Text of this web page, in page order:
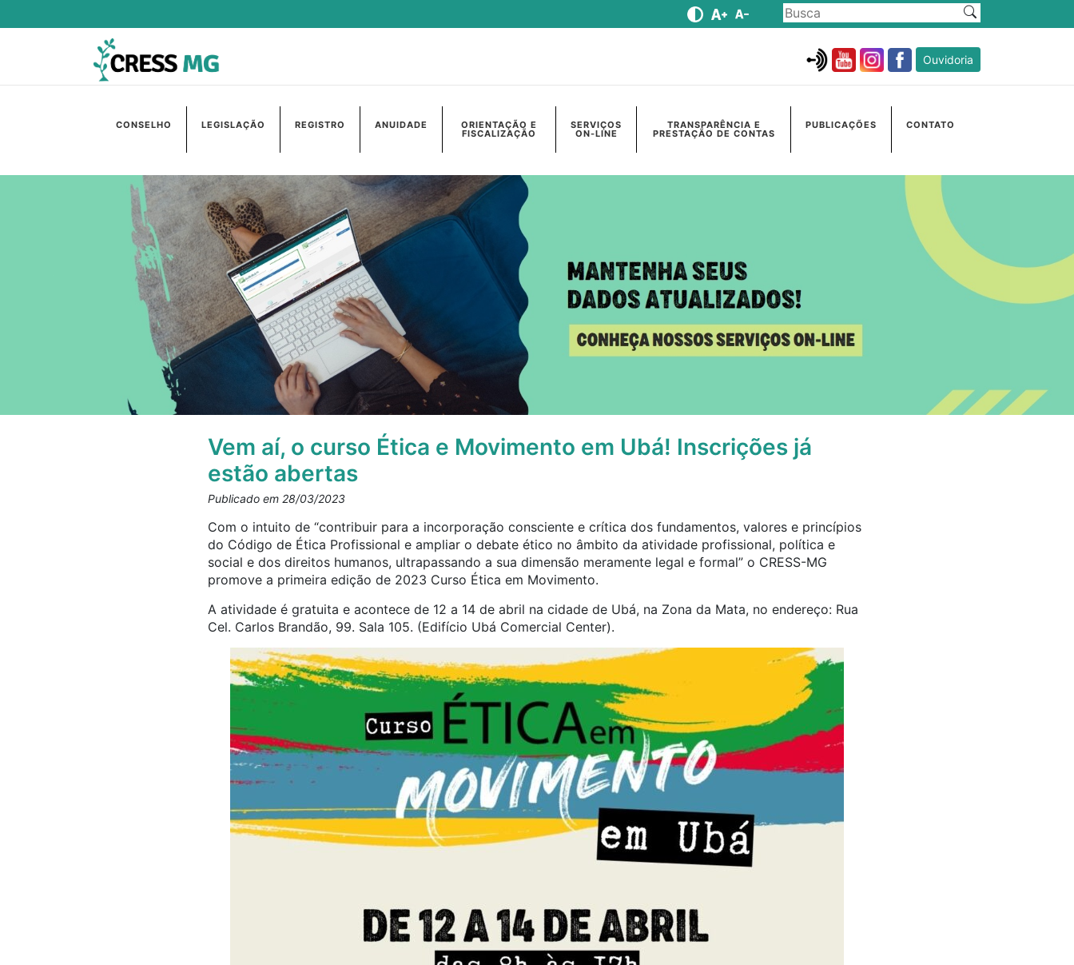
Ouvidoria
CONSELHO LEGISLAÇÃO REGISTRO ANUIDADE ORIENTAÇÃO E
FISCALIZAÇÃO
SERVIÇOS
ON-LINE
TRANSPARÊNCIA E
PRESTAÇÃO DE CONTAS
PUBLICAÇÕES CONTATO
Vem aí, o curso Ética e Movimento em Ubá! Inscrições já
estão abertas
Publicado em 28/03/2023
Com o intuito de “contribuir para a incorporação consciente e crítica dos fundamentos, valores e princípios
do Código de Ética Profissional e ampliar o debate ético no âmbito da atividade profissional, política e
social e dos direitos humanos, ultrapassando a sua dimensão meramente legal e formal” o CRESS-MG
promove a primeira edição de 2023 Curso Ética em Movimento.
A atividade é gratuita e acontece de 12 a 14 de abril na cidade de Ubá, na Zona da Mata, no endereço: Rua
Cel. Carlos Brandão, 99. Sala 105. (Edifício Ubá Comercial Center).